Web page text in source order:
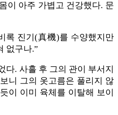
이 아주 가볍고 건강했다. 문
록 진기(真機)를 수양했지만
없구나.”
다. 사흘 후 그의 관이 부서지
니 그의 옷고름은 풀리지 않
이 이미 육체를 이탈해 보이